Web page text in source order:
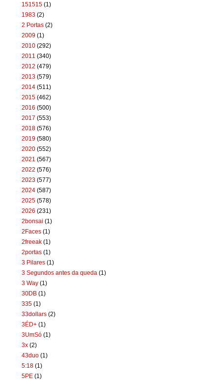
151515 (1)
1983 (2)
2 Portas (2)
2009 (1)
2010 (292)
2011 (340)
2012 (479)
2013 (579)
2014 (511)
2015 (462)
2016 (500)
2017 (553)
2018 (576)
2019 (580)
2020 (552)
2021 (567)
2022 (576)
2023 (577)
2024 (587)
2025 (578)
2026 (231)
2bonsai (1)
2Faces (1)
2freeak (1)
2portas (1)
3 Pilares (1)
3 Segundos antes da queda (1)
3 Way (1)
30DB (1)
335 (1)
33dollars (2)
3ÉD+ (1)
3UmSó (1)
3x (2)
43duo (1)
5:18 (1)
5PE (1)